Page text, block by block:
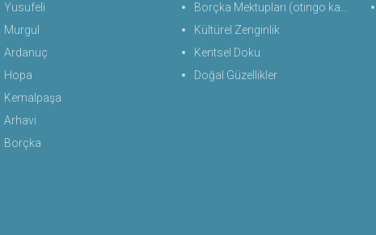
Yusufeli
Murgul
Ardanuç
Hopa
Kemalpaşa
Arhavi
Borçka
Borçka Mektupları (otingo kaplıcası)
Kültürel Zenginlik
Kentsel Doku
Doğal Güzellikler